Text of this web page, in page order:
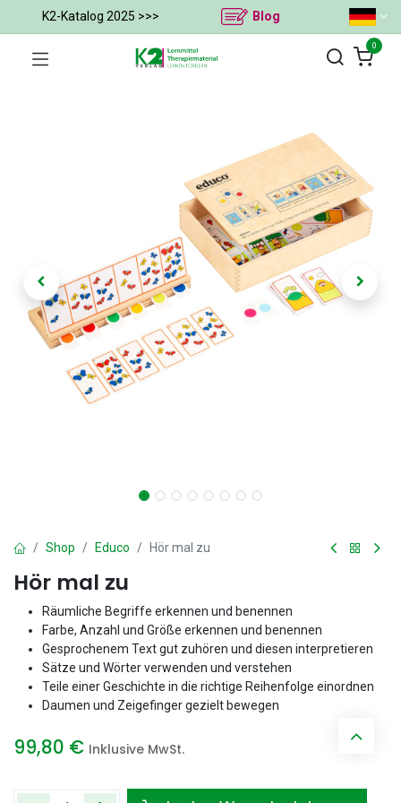
K2-Katalog 2025 >>> Blog
0
Shop Educo Hör mal zu
Hör mal zu
Räumliche Begriffe erkennen und benennen
Farbe, Anzahl und Größe erkennen und benennen
Gesprochenem Text gut zuhören und diesen interpretieren
Sätze und Wörter verwenden und verstehen
Teile einer Geschichte in die richtige Reihenfolge einordnen
Daumen und Zeigefinger gezielt bewegen
99,80 € Inklusive MwSt.